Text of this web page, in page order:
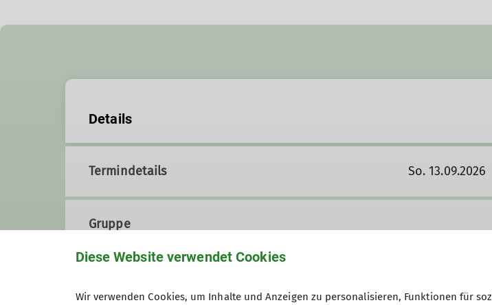
Details
Termindetails So. 13.09.2026
Gruppe
Diese Website verwendet Cookies
Wir verwenden Cookies, um Inhalte und Anzeigen zu personalisieren, Funktionen für